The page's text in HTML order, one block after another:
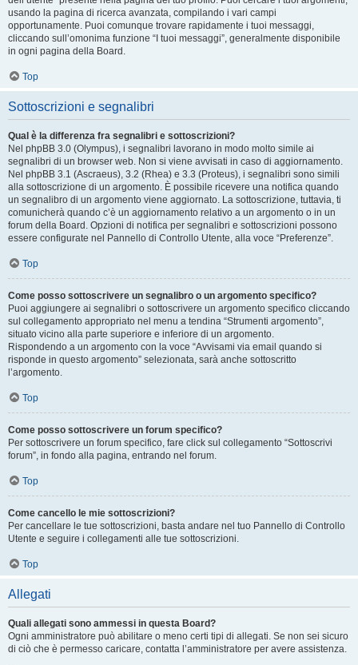
usando la pagina di ricerca avanzata, compilando i vari campi
opportunamente. Puoi comunque trovare rapidamente i tuoi messaggi,
cliccando sull’omonima funzione “I tuoi messaggi”, generalmente disponibile
in ogni pagina della Board.
Top
Sottoscrizioni e segnalibri
Qual è la differenza fra segnalibri e sottoscrizioni?
Nel phpBB 3.0 (Olympus), i segnalibri lavorano in modo molto simile ai
segnalibri di un browser web. Non si viene avvisati in caso di aggiornamento.
Nel phpBB 3.1 (Ascraeus), 3.2 (Rhea) e 3.3 (Proteus), i segnalibri sono simili
alla sottoscrizione di un argomento. È possibile ricevere una notifica quando
un segnalibro di un argomento viene aggiornato. La sottoscrizione, tuttavia, ti
comunicherà quando c’è un aggiornamento relativo a un argomento o in un
forum della Board. Opzioni di notifica per segnalibri e sottoscrizioni possono
essere configurate nel Pannello di Controllo Utente, alla voce “Preferenze”.
Top
Come posso sottoscrivere un segnalibro o un argomento specifico?
Puoi aggiungere ai segnalibri o sottoscrivere un argomento specifico cliccando
sul collegamento appropriato nel menu a tendina “Strumenti argomento”,
situato vicino alla parte superiore e inferiore di un argomento.
Rispondendo a un argomento con la voce “Avvisami via email quando si
risponde in questo argomento” selezionata, sarà anche sottoscritto
l’argomento.
Top
Come posso sottoscrivere un forum specifico?
Per sottoscrivere un forum specifico, fare click sul collegamento “Sottoscrivi
forum”, in fondo alla pagina, entrando nel forum.
Top
Come cancello le mie sottoscrizioni?
Per cancellare le tue sottoscrizioni, basta andare nel tuo Pannello di Controllo
Utente e seguire i collegamenti alle tue sottoscrizioni.
Top
Allegati
Quali allegati sono ammessi in questa Board?
Ogni amministratore può abilitare o meno certi tipi di allegati. Se non sei sicuro
di ciò che è permesso caricare, contatta l’amministratore per avere assistenza.